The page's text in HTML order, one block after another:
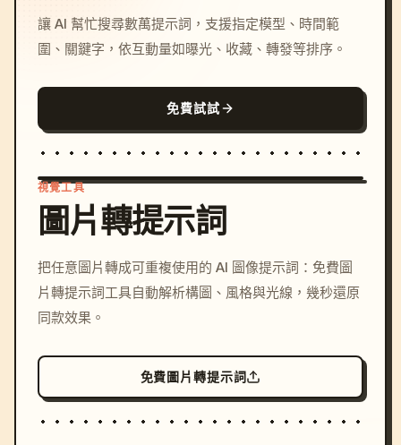
讓 AI 幫忙搜尋數萬提示詞，支援指定模型、時間範
圍、關鍵字，依互動量如曝光、收藏、轉發等排序。
免費試試
c, cyberpunk sunset, neon
colors, 8k --v 6.0
視覺工具
圖片轉提示詞
把任意圖片轉成可重複使用的 AI 圖像提示詞：免費圖
片轉提示詞工具自動解析構圖、風格與光線，幾秒還原
同款效果。
免費圖片轉提示詞